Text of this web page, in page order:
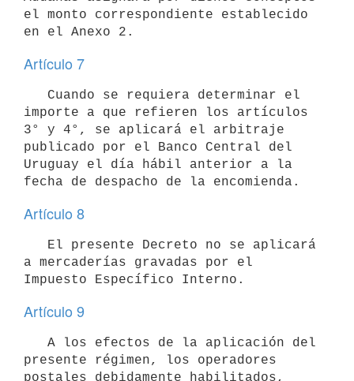
el monto correspondiente establecido
Artículo 7
importe a que refieren los artículos
3° y 4°, se aplicará el arbitraje
publicado por el Banco Central del
Uruguay el día hábil anterior a la
Artículo 8
a mercaderías gravadas por el
Artículo 9
presente régimen, los operadores
postales debidamente habilitados,